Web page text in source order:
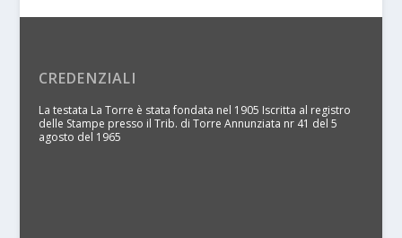
CREDENZIALI
La testata La Torre è stata fondata nel 1905 Iscritta al registro
delle Stampe presso il Trib. di Torre Annunziata nr 41 del 5
agosto del 1965